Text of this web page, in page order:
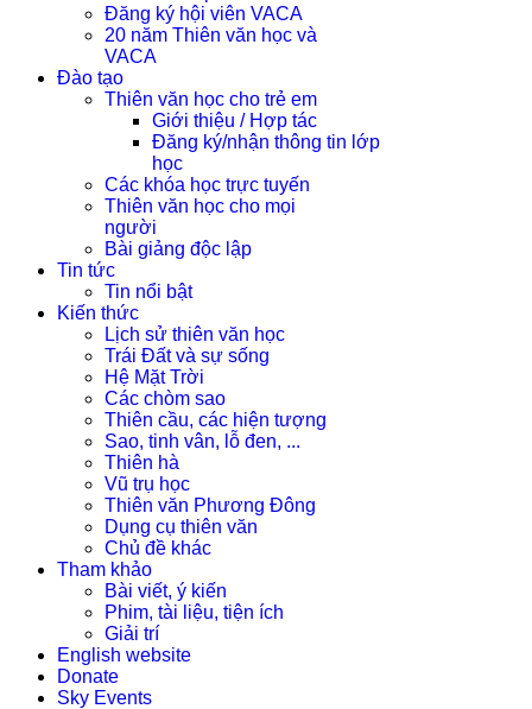
Đăng ký hội viên VACA
20 năm Thiên văn học và
VACA
Đào tạo
Thiên văn học cho trẻ em
Giới thiệu / Hợp tác
Đăng ký/nhận thông tin lớp
học
Các khóa học trực tuyến
Thiên văn học cho mọi
người
Bài giảng độc lập
Tin tức
Tin nổi bật
Kiến thức
Lịch sử thiên văn học
Trái Đất và sự sống
Hệ Mặt Trời
Các chòm sao
Thiên cầu, các hiện tượng
Sao, tinh vân, lỗ đen, ...
Thiên hà
Vũ trụ học
Thiên văn Phương Đông
Dụng cụ thiên văn
Chủ đề khác
Tham khảo
Bài viết, ý kiến
Phim, tài liệu, tiện ích
Giải trí
English website
Donate
Sky Events